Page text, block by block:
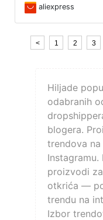
aliexpress
< 1 2 3
Hiljade
odabranih
blogera.
trendova na
Instagramu.
proizvodi
otkrića —
trendu na
Izbor